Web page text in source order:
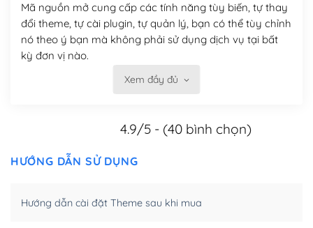
Mã nguồn mở cung cấp các tính năng tùy biến, tự thay
đổi theme, tự cài plugin, tự quản lý, bạn có thể tùy chỉnh
nó theo ý bạn mà không phải sử dụng dịch vụ tại bất
kỳ đơn vị nào.
Việc của bạn là đăng ký một tên miền và hosting để
Có thể tùy biến trên website WordPress
– Thân thiện với công cụ tìm kiếm
WordPress bao gồm nhiều công cụ và plugin để tối ưu
Xem đầy đủ
4.9/5 - (40 bình chọn)
HƯỚNG DẪN SỬ DỤNG
Hướng dẫn cài đặt Theme sau khi mua